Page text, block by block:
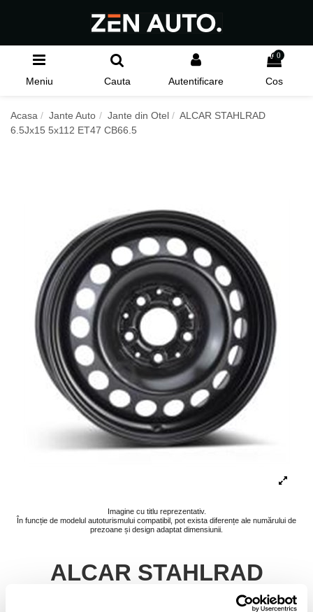
Meniu Cauta Autentificare
0
Cos
Acasa Jante Auto Jante din Otel
ALCAR STAHLRAD
6.5Jx15 5x112 ET47 CB66.5
Imagine cu titlu reprezentativ.
În funcție de modelul autoturismului compatibil, pot exista diferențe ale numărului de
prezoane și design adaptat dimensiunii.
ALCAR STAHLRAD
6.5Jx15 5x112 ET47